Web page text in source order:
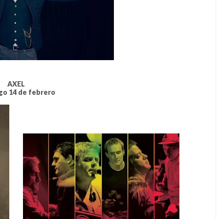
AXEL
14 de febrero